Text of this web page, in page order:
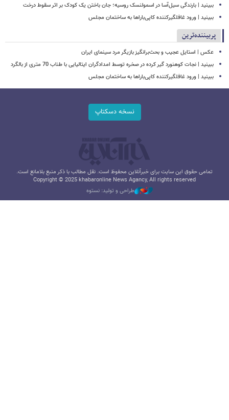
ببینید | بارندگی سیل‌آسا در اسمولنسک روسیه؛ جان باختن یک کودک بر اثر سقوط درخت
ببینید | ورود غافلگیرکننده کاپی‌باراها به ساختمان مجلس
پربیننده‌ترین
عکس | استایل عجیب و بحث‌برانگیز بازیگر مرد سینمای ایران
ببینید | نجات کوهنورد گیر کرده در صخره توسط امدادگران ایتالیایی با طناب 70 متری از بالگرد
ببینید | ورود غافلگیرکننده کاپی‌باراها به ساختمان مجلس
نسخه دسکتاپ
تمامی حقوق این سایت برای خبرآنلاین محفوظ است. نقل مطالب با ذکر منبع بلامانع است.
Copyright © 2025 khabaronline News Agancy, All rights reserved
طراحی و تولید: نستوه